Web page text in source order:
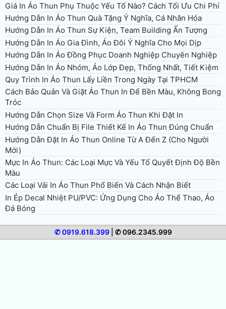
✆ 0919.618.399| ✆ 096.2345.999
Giá In Áo Thun Phụ Thuộc Yếu Tố Nào? Cách Tối Ưu Chi Phí
Hướng Dẫn In Áo Thun Quà Tặng Ý Nghĩa, Cá Nhân Hóa
Hướng Dẫn In Áo Thun Sự Kiện, Team Building Ấn Tượng
Hướng Dẫn In Áo Gia Đình, Áo Đôi Ý Nghĩa Cho Mọi Dịp
Hướng Dẫn In Áo Đồng Phục Doanh Nghiệp Chuyên Nghiệp
Hướng Dẫn In Áo Nhóm, Áo Lớp Đẹp, Thống Nhất, Tiết Kiệm
Quy Trình In Áo Thun Lấy Liền Trong Ngày Tại TPHCM
Cách Bảo Quản Và Giặt Áo Thun In Để Bền Màu, Không Bong
Tróc
Hướng Dẫn Chọn Size Và Form Áo Thun Khi Đặt In
Hướng Dẫn Chuẩn Bị File Thiết Kế In Áo Thun Đúng Chuẩn
Hướng Dẫn Đặt In Áo Thun Online Từ A Đến Z (Cho Người
Mới)
Mực In Áo Thun: Các Loại Mực Và Yếu Tố Quyết Định Độ Bền
Màu
Các Loại Vải In Áo Thun Phổ Biến Và Cách Nhận Biết
In Ép Decal Nhiệt PU/PVC: Ứng Dụng Cho Áo Thể Thao, Áo
Đá Bóng